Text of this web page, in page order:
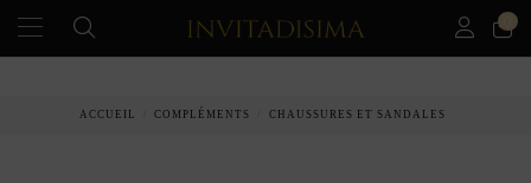
ACCUEIL COMPLÉMENTS CHAUSSURES ET SANDALES